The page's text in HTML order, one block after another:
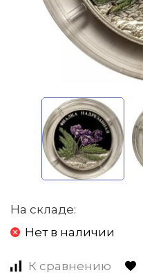
На складе:
Нет в наличии
К сравнению